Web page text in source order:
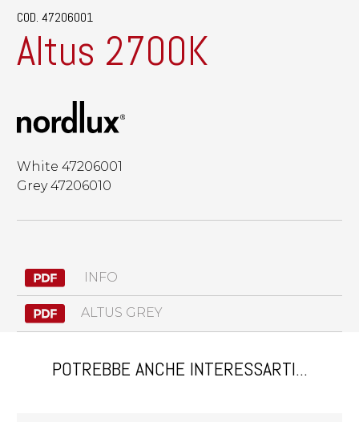
COD. 47206001
Altus 2700K
White 47206001
Grey 47206010
INFO
ALTUS GREY
POTREBBE ANCHE INTERESSARTI...